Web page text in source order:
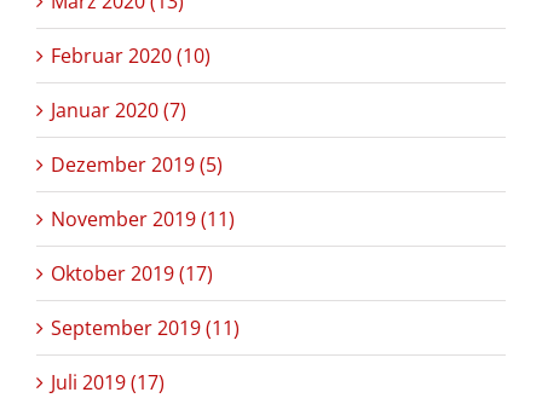
Februar 2020 (10)
Januar 2020 (7)
Dezember 2019 (5)
November 2019 (11)
Oktober 2019 (17)
September 2019 (11)
Juli 2019 (17)